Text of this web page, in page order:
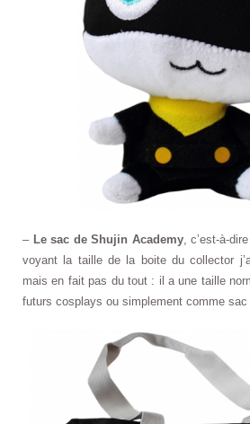
– Le sac de Shujin Academy, c’est-à-
voyant la taille de la boite du collector
mais en fait pas du tout : il a une taille
futurs cosplays ou simplement comme sac